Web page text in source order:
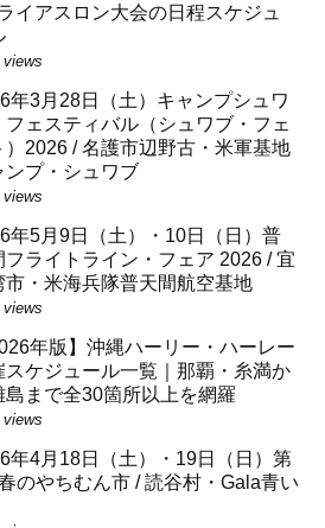
イアスロン大会の日程スケジュ
views
年3月28日（土）キャンプシュワ
フェスティバル（シュワブ・フェ
）2026 / 名護市辺野古・米軍基地
ンプ・シュワブ
views
年5月9日（土）・10日（日）普
フライトライン・フェア 2026 / 宜
市・米海兵隊普天間航空基地
views
年版】沖縄ハーリー・ハーレー
スケジュール一覧｜那覇・糸満か
島まで全30箇所以上を網羅
views
年4月18日（土）・19日（日）第
のやちむん市 / 読谷村・Gala青い